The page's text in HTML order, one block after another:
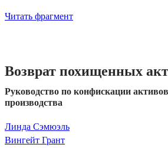
Читать фрагмент
Возврат похищенных
Руководство по конфискации
производства
Линда Сэмюэль
Вингейт Грант